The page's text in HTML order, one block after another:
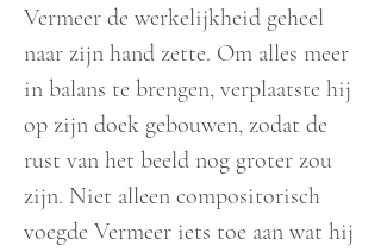
Vermeer de werkelijkheid geheel
naar zijn hand zette. Om alles meer
in balans te brengen, verplaatste hij
op zijn doek gebouwen, zodat de
rust van het beeld nog groter zou
zijn. Niet alleen compositorisch
voegde Vermeer iets toe aan wat hij